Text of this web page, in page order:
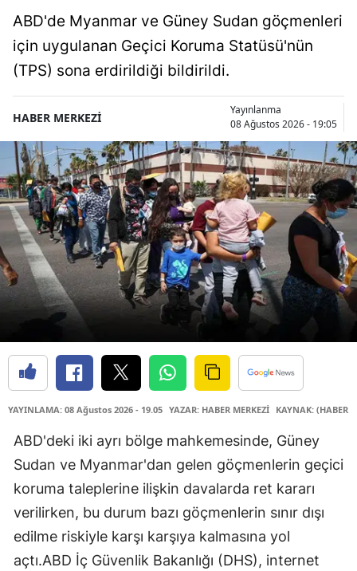
ABD'de Myanmar ve Güney Sudan göçmenleri
için uygulanan Geçici Koruma Statüsü'nün
(TPS) sona erdirildiği bildirildi.
HABER MERKEZİ
Yayınlanma
08 Ağustos 2026 - 19:05
YAYINLAMA: 08 Ağustos 2026 - 19.05 YAZAR: HABER MERKEZİ KAYNAK: (HABER
ABD'deki iki ayrı bölge mahkemesinde, Güney
Sudan ve Myanmar'dan gelen göçmenlerin geçici
koruma taleplerine ilişkin davalarda ret kararı
verilirken, bu durum bazı göçmenlerin sınır dışı
edilme riskiyle karşı karşıya kalmasına yol
açtı.ABD İç Güvenlik Bakanlığı (DHS), internet